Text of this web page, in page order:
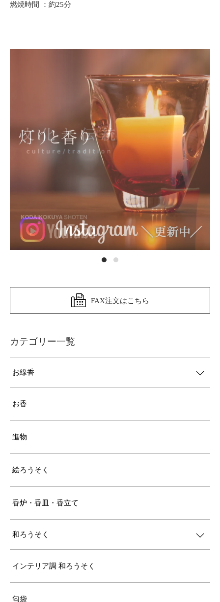
燃焼時間 ：約25分
FAX注文はこちら
カテゴリー一覧
お線香
お香
進物
絵ろうそく
香炉・香皿・香立て
和ろうそく
インテリア調 和ろうそく
匂袋